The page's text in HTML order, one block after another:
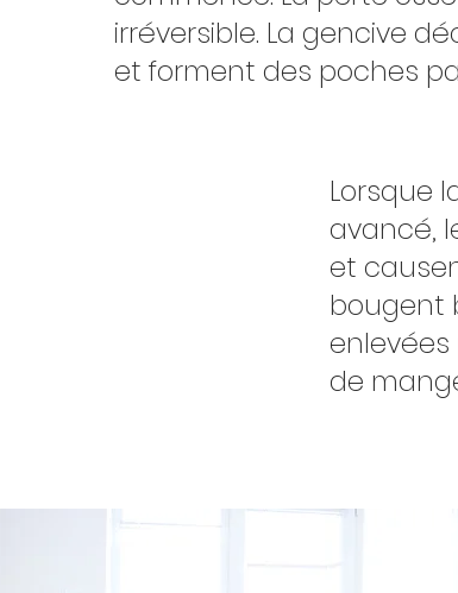
irréversible. La gencive
et forment des poches
Lorsque
avancé,
et
bougent
de